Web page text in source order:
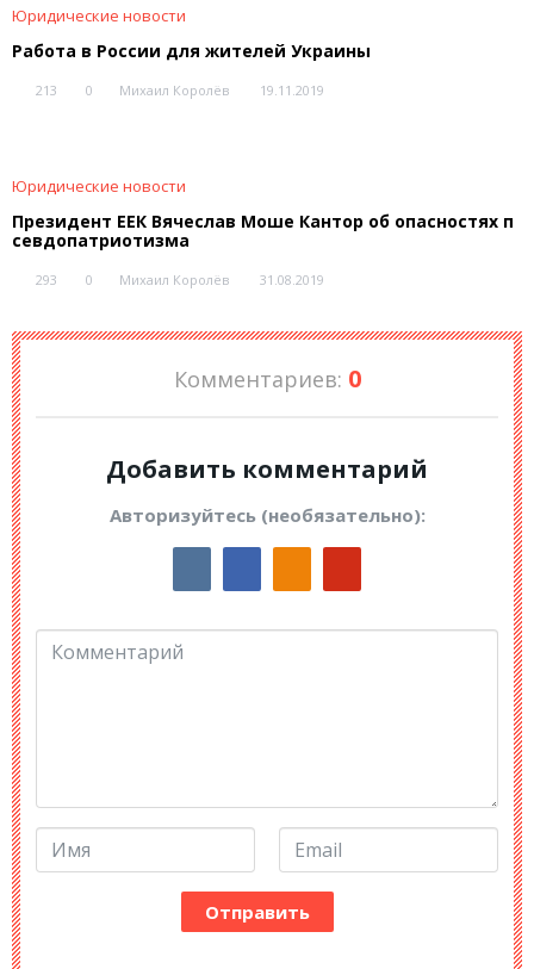
Юридические новости
Работа в России для жителей Украины
213 0 Михаил Королёв 19.11.2019
Юридические новости
Президент ЕЕК Вячеслав Моше Кантор об опасностях п
севдопатриотизма
293 0 Михаил Королёв 31.08.2019
Комментариев: 0
Добавить комментарий
Авторизуйтесь (необязательно):